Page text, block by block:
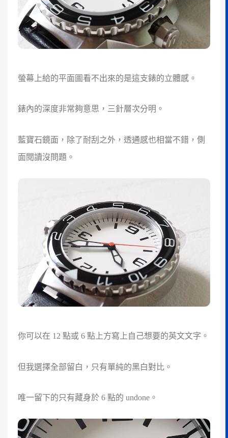
螢幕上給的平面圖看不出來的是這支錶的立體感。
錶內的深度非常夠意思，三針層次分明。
藍寶石鏡面，除了耐刮之外，透通感也相當不錯，側
面閱讀沒問題。
你可以在 12 點或 6 點上方寫上自己想要的英文文字。
但我選擇全部留白，只有單純的黑白對比。
唯一留下的只有藏身於 6 點的 undone。